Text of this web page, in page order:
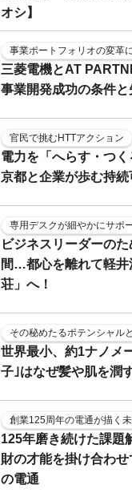
オシ】
事業ポートフォリオの変革
三菱電機とAT
事業開発成功の条件と
官民で挑むHTTアクション
電力を「へらす・つ
京都と企業が歩む持
専用デスクが細やかにサポ
ビジネスリーダーの
間…都心を離れて軽井
荘」へ！
その秘めたるポテンシャル
世界最小、約1ナノメ
子｣はなぜ髪や肌を潤
創業125周年の電通が描く
125年磨き続けた課題
財の才能を掛け合わ
の電通